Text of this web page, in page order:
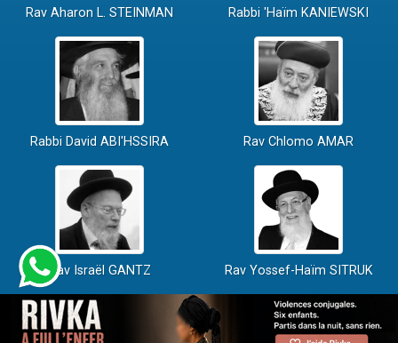
Rav Aharon L. STEINMAN Rabbi 'Haïm KANIEWSKI
Rabbi David ABI'HSSIRA Rav Chlomo AMAR
Rav Israël GANTZ Rav Yossef-Haïm SITRUK